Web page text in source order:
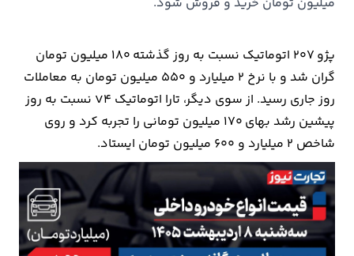
پژو 207 اتوماتیک نسبت به روز گذشته 180 میلیون تومان
گران شد و با نرخ 2 میلیارد و 550 میلیون تومان به معاملات
روز جاری رسید. از سوی دیگر، تارا اتوماتیک V4 نسبت به روز
پیشین رشد بهای 170 میلیون تومانی را تجربه کرد و روی
شاخص 2 میلیارد و 600 میلیون تومان ایستاد.